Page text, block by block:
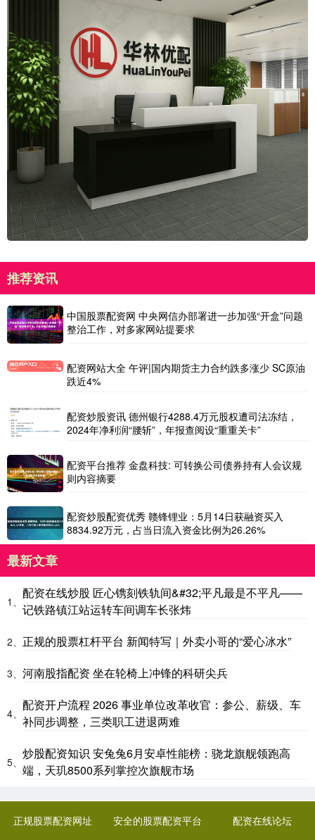
推荐资讯
中国股票配资网 中央网信办部署进一步加强“开盒”问题
整治工作，对多家网站提要求
配资网站大全 午评|国内期货主力合约跌多涨少 SC原油
跌近4%
配资炒股资讯 德州银行4288.4万元股权遭司法冻结，
2024年净利润“腰斩”，年报查阅设“重重关卡”
配资平台推荐 金盘科技: 可转换公司债券持有人会议规
则内容摘要
配资炒股配资优秀 赣锋锂业：5月14日获融资买入
8834.92万元，占当日流入资金比例为26.26%
最新文章
1、
配资在线炒股 匠心镌刻铁轨间&#32;平凡最是不平凡——
记铁路镇江站运转车间调车长张炜
2、 正规的股票杠杆平台 新闻特写｜外卖小哥的“爱心冰水”
3、 河南股指配资 坐在轮椅上冲锋的科研尖兵
4、
配资开户流程 2026 事业单位改革收官：参公、薪级、车
补同步调整，三类职工进退两难
5、
炒股配资知识 安兔兔6月安卓性能榜：骁龙旗舰领跑高
端，天玑8500系列掌控次旗舰市场
正规股票配资网址 安全的股票配资平台 配资在线论坛